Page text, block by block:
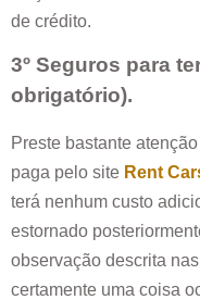
de crédito.
3º Seguros para
obrigatório).
Preste bastante
paga pelo site Rent
terá nenhum custo
estornado
observação descrita
certamente uma coisa